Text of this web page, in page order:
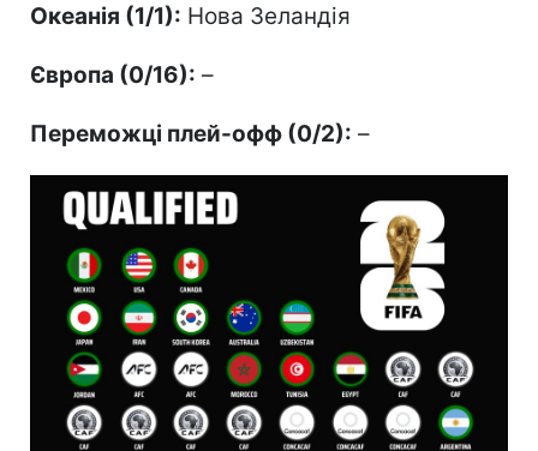
Океанія (1/1): Нова Зеландія
Європа (0/16): –
Переможці плей-офф (0/2): –